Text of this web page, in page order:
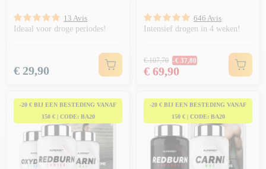
13 Avis
Ideaal voor droge periodes!
Prijs
€ 29,90
646 Avis
Intensief drogen in 4 weken!
Normale prijs
€ 107,70 -€ 37,80
Prijs
€ 69,90
-20 € BIJ EEN BESTEDING VANAF
150 € | CODE: BA20
-20 € BIJ EEN BESTEDING VANAF
150 € | CODE: BA20